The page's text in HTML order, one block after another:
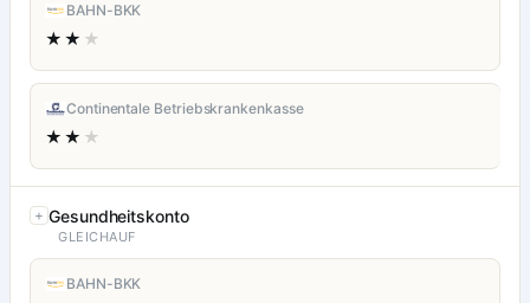
BAHN-BKK
★★ ★
Continentale Betriebskrankenkasse
★★ ★
Gesundheitskonto
GLEICHAUF
BAHN-BKK